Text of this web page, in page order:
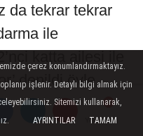
Yorumlar
Yorumlar
Yorumlar
da tekrar tekrar
ile
denildi öyle
Kurulu
bendedir. Ben
çerez konumlandırmaktayız.
işlenir. Detaylı bilgi almak için
Sitemizi kullanarak,
AYRINTILAR TAMAM